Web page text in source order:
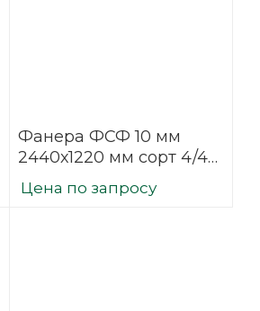
Фанера ФСФ 10 мм
2440х1220 мм сорт 4/4
нешлифованная
березовая
Цена по запросу